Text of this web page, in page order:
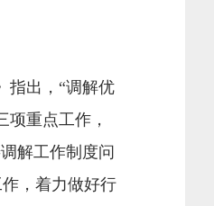
指出，“调解优
重点工作，
解工作制度问
，着力做好行